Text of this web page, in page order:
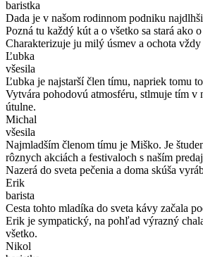
baristka
Dada je v našom rodinnom podniku
Pozná tu každý kút a o všetko sa stará ako
Charakterizuje ju milý úsmev a ochota
Ľubka
všesila
Ľubka je najstarší člen tímu, napriek tomu
Vytvára pohodovú atmosféru, stlmuje tím v
útulne.
Michal
všesila
Najmladším členom tímu je Miško. Je
rôznych akciách a festivaloch s naším
Nazerá do sveta pečenia a doma skúša
Erik
barista
Cesta tohto mladíka do sveta kávy začala
Erik je sympatický, na pohľad výrazný
všetko.
Nikol